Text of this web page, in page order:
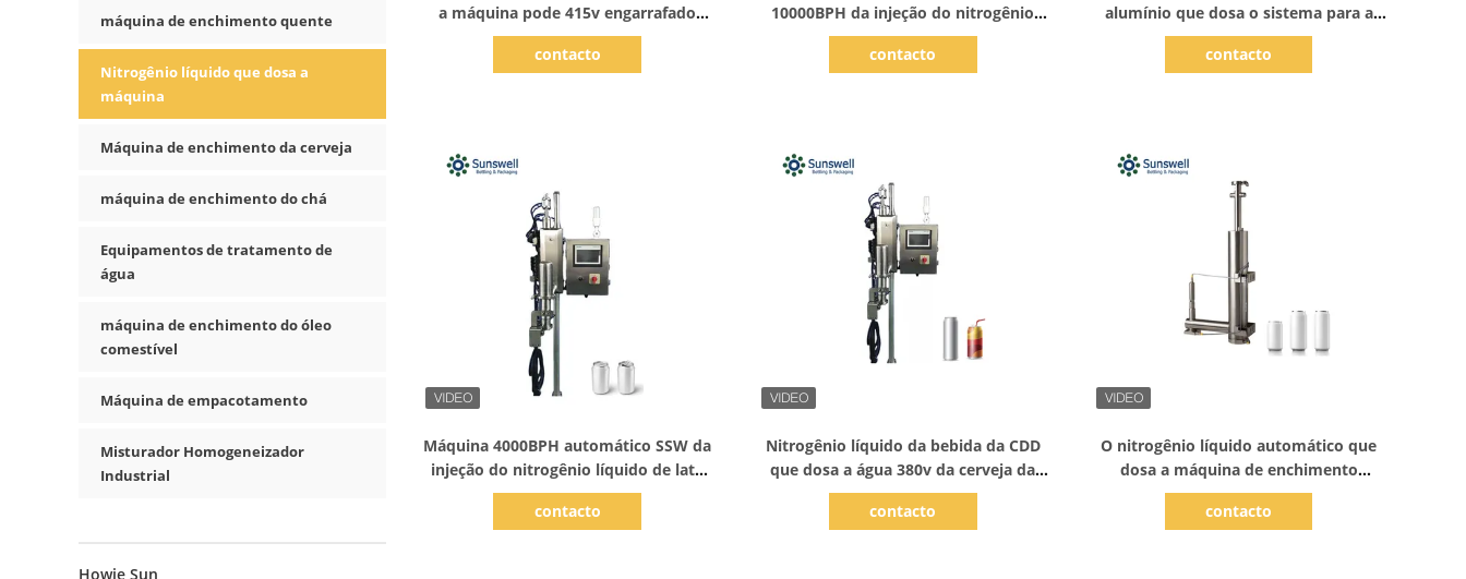
máquina de enchimento quente
Nitrogênio líquido que dosa a
máquina
Máquina de enchimento da cerveja
máquina de enchimento do chá
Equipamentos de tratamento de
água
máquina de enchimento do óleo
comestível
Máquina de empacotamento
Misturador Homogeneizador
Industrial
Howie Sun
a máquina pode 415v engarrafado
para o leite Juice Water
contacto
10000BPH da injeção do nitrogênio
líquido de lata de alumínio para a linha
de colocação em latas
contacto
alumínio que dosa o sistema para a
bebida pode a máquina de
enchimento 36000 BPH
contacto
Máquina 4000BPH automático SSW da
injeção do nitrogênio líquido de lata
de alumínio - 600
contacto
Nitrogênio líquido da bebida da CDD
que dosa a água 380v da cerveja da
máquina
contacto
O nitrogênio líquido automático que
dosa a máquina de enchimento
300CPM carbonatou a água da bebida
contacto